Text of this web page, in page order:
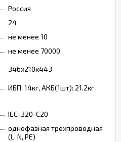
Россия
24
не менее 10
не менее 70000
346х210х443
ИБП: 14кг, АКБ(1шт): 21.2кг
IEC-320-C20
однофазная трехпроводная
(L, N, PE)